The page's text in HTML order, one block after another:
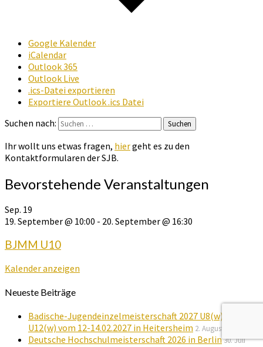
Google Kalender
iCalendar
Outlook 365
Outlook Live
.ics-Datei exportieren
Exportiere Outlook .ics Datei
Suchen nach:
Suchen
Ihr wollt uns etwas fragen, hiergeht es zu den
Kontaktformularen der SJB.
Bevorstehende Veranstaltungen
Sep. 19
19. September @ 10:00 - 20. September @ 16:30
BJMM U10
Kalender anzeigen
Neueste Beiträge
Badische-Jugendeinzelmeisterschaft 2027 U8(w) –
U12(w) vom 12-14.02.2027 in Heitersheim 2. August 2026
Deutsche Hochschulmeisterschaft 2026 in Berlin30. Juli